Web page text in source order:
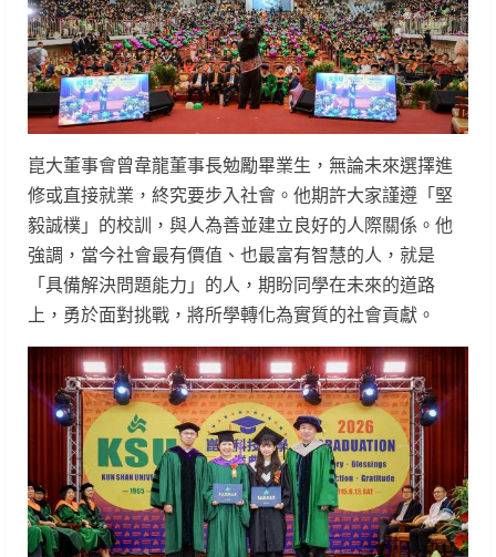
崑大董事會曾韋龍董事長勉勵畢業生，無論未來選擇進
修或直接就業，終究要步入社會。他期許大家謹遵「堅
毅誠樸」的校訓，與人為善並建立良好的人際關係。他
強調，當今社會最有價值、也最富有智慧的人，就是
「具備解決問題能力」的人，期盼同學在未來的道路
上，勇於面對挑戰，將所學轉化為實質的社會貢獻。